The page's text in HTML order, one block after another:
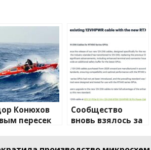
Конюхов
пересек
Сообщество
вновь взялось за